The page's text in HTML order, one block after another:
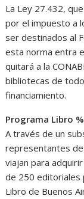
La Ley 27.432,
por el impuesto a
ser destinados al
esta norma entra
quitará a la
bibliotecas de
financiamiento.
Programa Libro %
A través de un
representantes
viajan para
de 250 editoriales
Libro de Buenos